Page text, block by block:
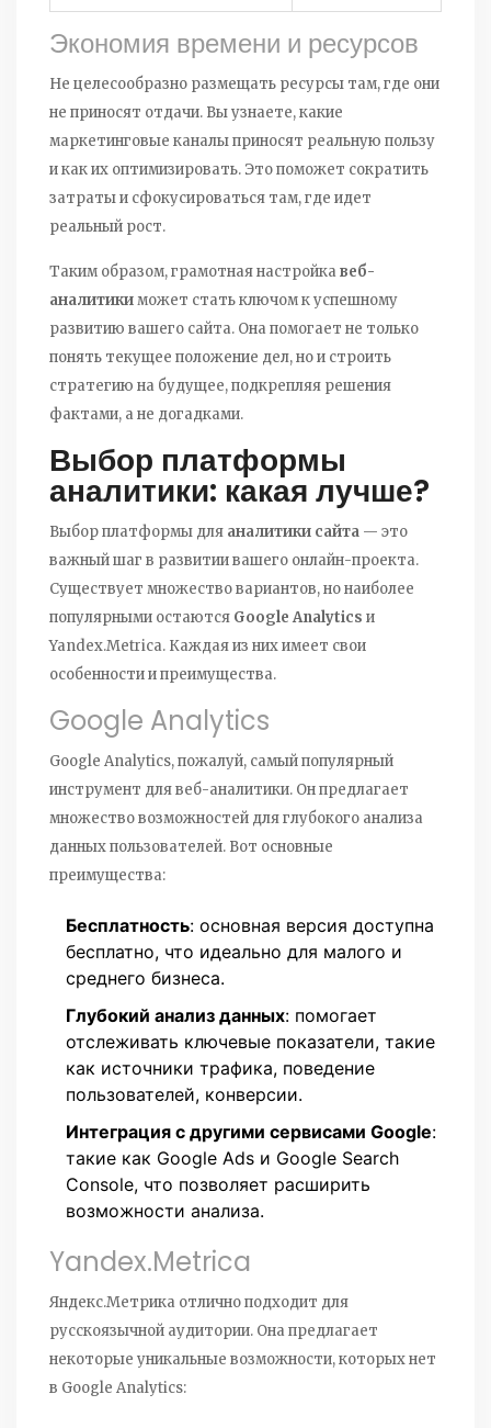
Экономия времени и ресурсов
Не целесообразно размещать ресурсы там, где они
не приносят отдачи. Вы узнаете, какие
маркетинговые каналы приносят реальную пользу
и как их оптимизировать. Это поможет сократить
затраты и сфокусироваться там, где идет
реальный рост.
Таким образом, грамотная настройкавеб-
аналитикиможет стать ключом к успешному
развитию вашего сайта. Она помогает не только
понять текущее положение дел, но и строить
стратегию на будущее, подкрепляя решения
фактами, а не догадками.
Выбор платформы
аналитики: какая лучше?
Выбор платформы для аналитики сайта — это
важный шаг в развитии вашего онлайн-проекта.
Существует множество вариантов, но наиболее
популярными остаются Google Analytics и
Yandex.Metrica. Каждая из них имеет свои
особенности и преимущества.
Google Analytics
Google Analytics, пожалуй, самый популярный
инструмент для веб-аналитики. Он предлагает
множество возможностей для глубокого анализа
данных пользователей. Вот основные
преимущества:
Бесплатность: основная версия доступна
бесплатно, что идеально для малого и
среднего бизнеса.
Глубокий анализ данных: помогает
отслеживать ключевые показатели, такие
как источники трафика, поведение
пользователей, конверсии.
Интеграция с другими сервисами Google:
такие как Google Ads и Google Search
Console, что позволяет расширить
возможности анализа.
Yandex.Metrica
Яндекс.Метрика отлично подходит для
русскоязычной аудитории. Она предлагает
некоторые уникальные возможности, которых нет
в Google Analytics: